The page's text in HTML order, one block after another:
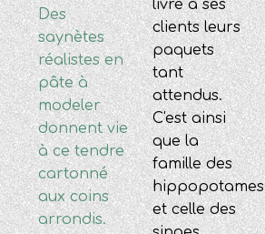
Des
saynètes
réalistes en
pâte à
modeler
donnent vie
à ce tendre
cartonné
aux coins
arrondis.
livre à ses
clients leurs
paquets
tant
attendus.
C'est ainsi
que la
famille des
hippopotames
et celle des